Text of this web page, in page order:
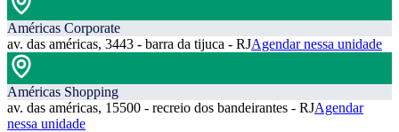
Américas Corporate
av. das américas, 3443 - barra da tijuca - RJAgendar nessa unidade
Américas Shopping
av. das américas, 15500 - recreio dos bandeirantes - RJAgendar
nessa unidade